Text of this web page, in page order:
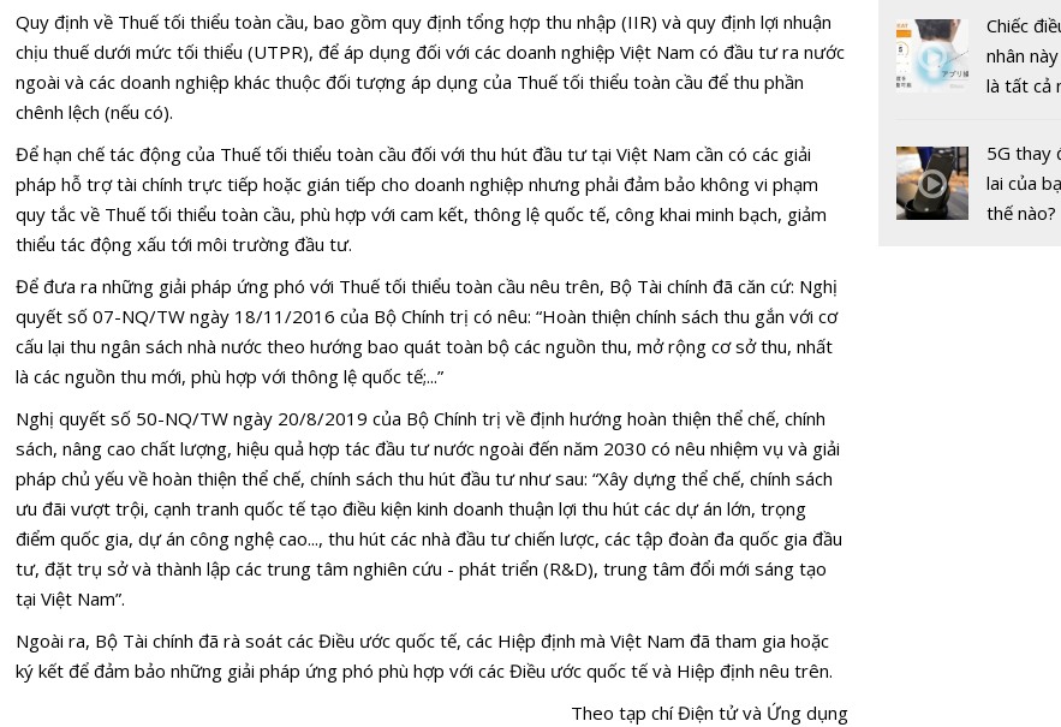
Quy định về Thuế tối thiểu toàn cầu, bao gồm quy định tổng hợp thu nhập (IIR) và quy định lợi nhuận
chịu thuế dưới mức tối thiểu (UTPR), để áp dụng đối với các doanh nghiệp Việt Nam có đầu tư ra nước
ngoài và các doanh nghiệp khác thuộc đối tượng áp dụng của Thuế tối thiểu toàn cầu để thu phần
chênh lệch (nếu có).
Để hạn chế tác động của Thuế tối thiểu toàn cầu đối với thu hút đầu tư tại Việt Nam cần có các giải
pháp hỗ trợ tài chính trực tiếp hoặc gián tiếp cho doanh nghiệp nhưng phải đảm bảo không vi phạm
quy tắc về Thuế tối thiểu toàn cầu, phù hợp với cam kết, thông lệ quốc tế, công khai minh bạch, giảm
thiểu tác động xấu tới môi trường đầu tư.
Để đưa ra những giải pháp ứng phó với Thuế tối thiểu toàn cầu nêu trên, Bộ Tài chính đã căn cứ: Nghị
quyết số 07-NQ/TW ngày 18/11/2016 của Bộ Chính trị có nêu: “Hoàn thiện chính sách thu gắn với cơ
cấu lại thu ngân sách nhà nước theo hướng bao quát toàn bộ các nguồn thu, mở rộng cơ sở thu, nhất
là các nguồn thu mới, phù hợp với thông lệ quốc tế;...”
Nghị quyết số 50-NQ/TW ngày 20/8/2019 của Bộ Chính trị về định hướng hoàn thiện thể chế, chính
sách, nâng cao chất lượng, hiệu quả hợp tác đầu tư nước ngoài đến năm 2030 có nêu nhiệm vụ và giải
pháp chủ yếu về hoàn thiện thể chế, chính sách thu hút đầu tư như sau: “Xây dựng thể chế, chính sách
ưu đãi vượt trội, cạnh tranh quốc tế tạo điều kiện kinh doanh thuận lợi thu hút các dự án lớn, trọng
điểm quốc gia, dự án công nghệ cao..., thu hút các nhà đầu tư chiến lược, các tập đoàn đa quốc gia đầu
tư, đặt trụ sở và thành lập các trung tâm nghiên cứu - phát triển (R&D), trung tâm đổi mới sáng tạo
tại Việt Nam”.
Ngoài ra, Bộ Tài chính đã rà soát các Điều ước quốc tế, các Hiệp định mà Việt Nam đã tham gia hoặc
ký kết để đảm bảo những giải pháp ứng phó phù hợp với các Điều ước quốc tế và Hiệp định nêu trên.
Theo tạp chí Điện tử và Ứng dụng
25 tỷ
nâng sở
0,03%
Chiếc
nhân
là tất cả
sót qua
nóng
5G thay
lai của
thế nào?